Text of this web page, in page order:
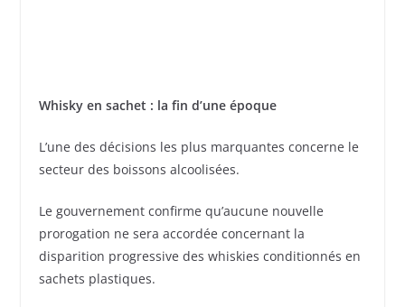
Whisky en sachet : la fin d’une époque
L’une des décisions les plus marquantes concerne le
secteur des boissons alcoolisées.
Le gouvernement confirme qu’aucune nouvelle
prorogation ne sera accordée concernant la
disparition progressive des whiskies conditionnés en
sachets plastiques.